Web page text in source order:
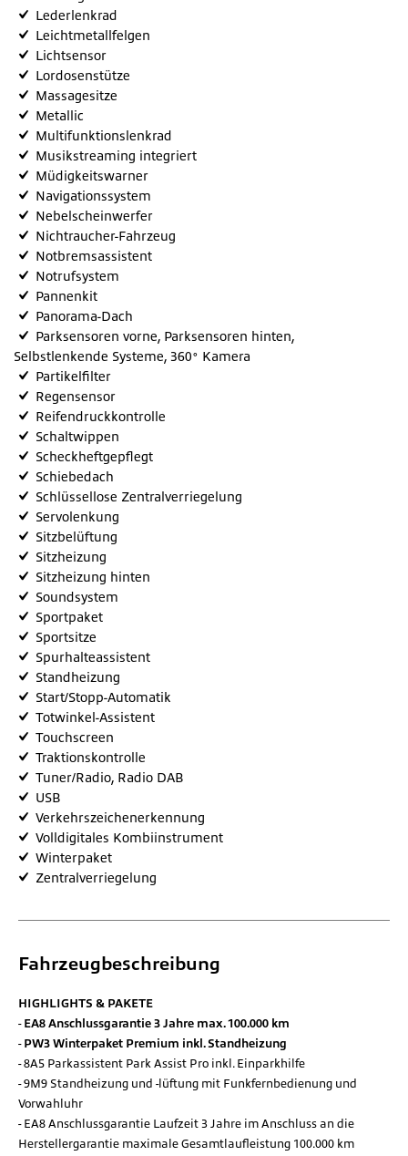
Lederlenkrad
Leichtmetallfelgen
Lichtsensor
Lordosenstütze
Massagesitze
Metallic
Multifunktionslenkrad
Musikstreaming integriert
Müdigkeitswarner
Navigationssystem
Nebelscheinwerfer
Nichtraucher-Fahrzeug
Notbremsassistent
Notrufsystem
Pannenkit
Panorama-Dach
Parksensoren vorne, Parksensoren hinten,
Selbstlenkende Systeme, 360° Kamera
Partikelfilter
Regensensor
Reifendruckkontrolle
Schaltwippen
Scheckheftgepflegt
Schiebedach
Schlüssellose Zentralverriegelung
Servolenkung
Sitzbelüftung
Sitzheizung
Sitzheizung hinten
Soundsystem
Sportpaket
Sportsitze
Spurhalteassistent
Standheizung
Start/Stopp-Automatik
Totwinkel-Assistent
Touchscreen
Traktionskontrolle
Tuner/Radio, Radio DAB
USB
Verkehrszeichenerkennung
Volldigitales Kombiinstrument
Winterpaket
Zentralverriegelung
Fahrzeugbeschreibung
HIGHLIGHTS & PAKETE
EA8 Anschlussgarantie 3 Jahre max. 100.000 km
PW3 Winterpaket Premium inkl. Standheizung
8A5 Parkassistent Park Assist Pro inkl. Einparkhilfe
9M9 Standheizung und -lüftung mit Funkfernbedienung und
Vorwahluhr
EA8 Anschlussgarantie Laufzeit 3 Jahre im Anschluss an die
Herstellergarantie maximale Gesamtlaufleistung 100.000 km